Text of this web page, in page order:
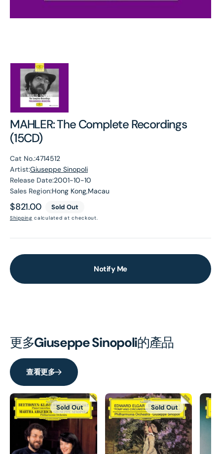
MAHLER: The Complete Recordings
(15CD)
Cat No.:4714512
Artist:Giuseppe Sinopoli
Release Date:2001-10-10
Sales Region:Hong Kong,Macau
Regular
price
$821.00 Sold Out
Shipping calculated at checkout.
Notify Me
更多Giuseppe Sinopoli的產品
查看更多
Sold Out Sold Out